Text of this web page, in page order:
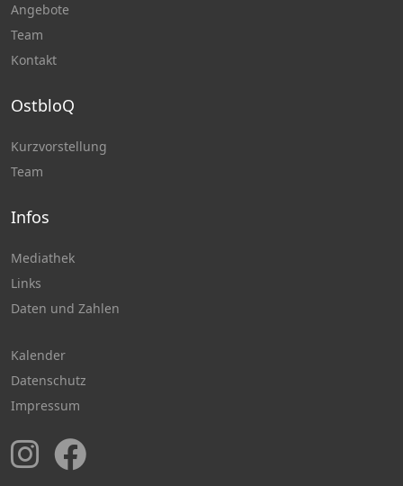
Angebote
Team
Kontakt
OstbloQ
Kurzvorstellung
Team
Infos
Mediathek
Links
Daten und Zahlen
Kalender
Datenschutz
Impressum